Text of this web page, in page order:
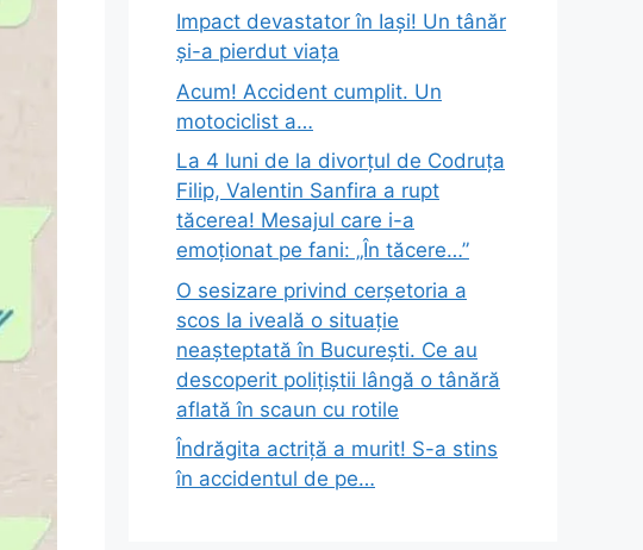
Impact devastator în Iași! Un tânăr
și-a pierdut viața
Acum! Accident cumplit. Un
motociclist a…
La 4 luni de la divorțul de Codruța
Filip, Valentin Sanfira a rupt
tăcerea! Mesajul care i-a
emoționat pe fani: „În tăcere…”
O sesizare privind cerșetoria a
scos la iveală o situație
neașteptată în București. Ce au
descoperit polițiștii lângă o tânără
aflată în scaun cu rotile
Îndrăgita actriță a murit! S-a stins
în accidentul de pe…